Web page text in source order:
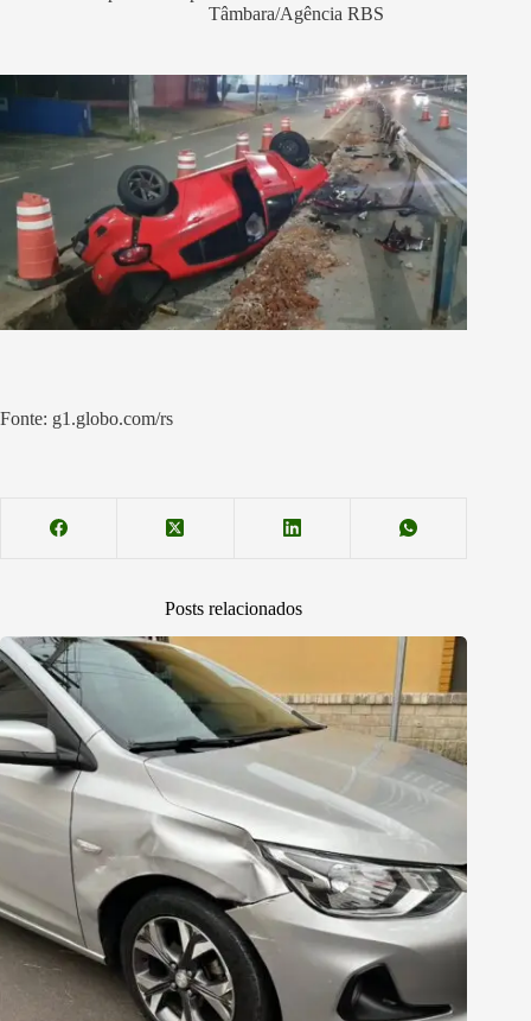
Tâmbara/Agência RBS
Fonte: g1.globo.com/rs
Posts relacionados